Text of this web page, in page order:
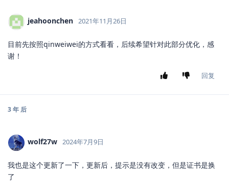
jeahoonchen 2021年11月26日
目前先按照qinweiwei的方式看看，后续希望针对此部分优化，感
谢！
回复
3 年 后
wolf27w 2024年7月9日
我也是这个更新了一下，更新后，提示是没有改变，但是证书是换
了